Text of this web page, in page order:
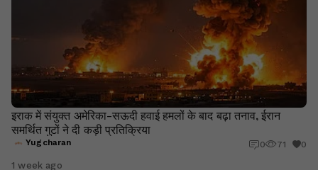
इराक में संयुक्त अमेरिका-सऊदी हवाई हमलों के बाद बढ़ा तनाव, ईरान
समर्थित गुटों ने दी कड़ी प्रतिक्रिया
Yugcharan 0 71 0
1 week ago